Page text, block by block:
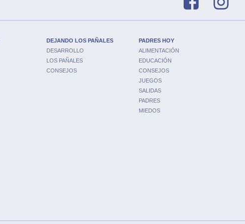
DEJANDO LOS PAÑALES
DESARROLLO
LOS PAÑALES
CONSEJOS
PADRES HOY
ALIMENTACIÓN
EDUCACIÓN
CONSEJOS
JUEGOS
SALIDAS
PADRES
MIEDOS